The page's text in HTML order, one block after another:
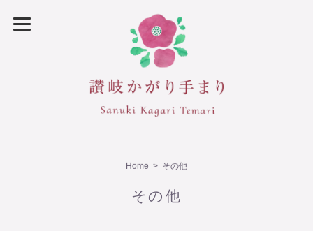
Home その他
その他